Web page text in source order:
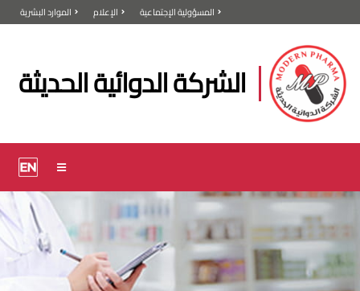
المسؤولية الإجتماعية الإعلام الموارد البشرية
الشركة الدوائية الحديثة